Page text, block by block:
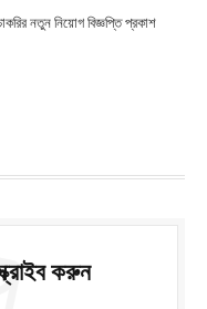
নতুন নিয়োগ বিজ্ঞপ্তি প্রকাশ
করুন